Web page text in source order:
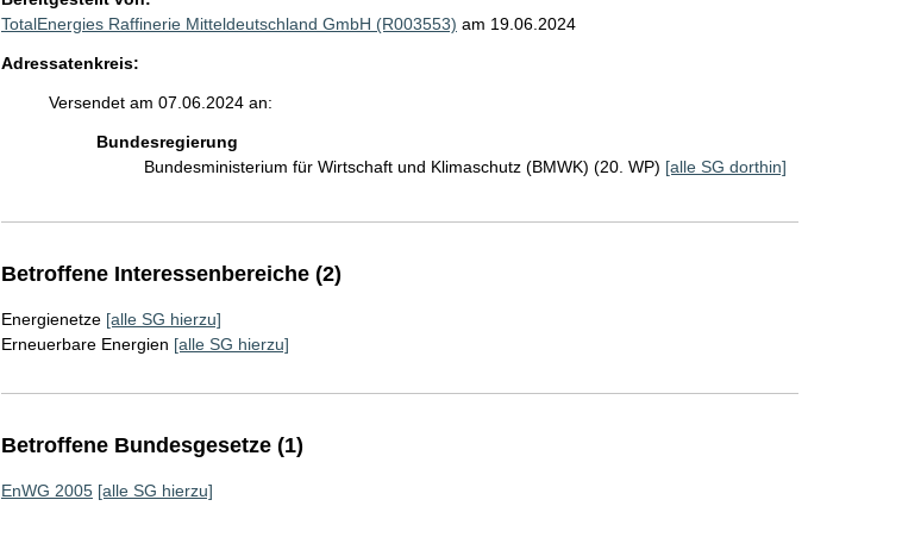
TotalEnergies Raffinerie Mitteldeutschland GmbH (R003553) am 19.06.2024
Adressatenkreis:
Versendet am 07.06.2024 an:
Bundesregierung
Bundesministerium für Wirtschaft und Klimaschutz (BMWK) (20. WP) [alle SG dorthin]
Betroffene Interessenbereiche (2)
Energienetze [alle SG hierzu]
Erneuerbare Energien [alle SG hierzu]
Betroffene Bundesgesetze (1)
EnWG 2005 [alle SG hierzu]